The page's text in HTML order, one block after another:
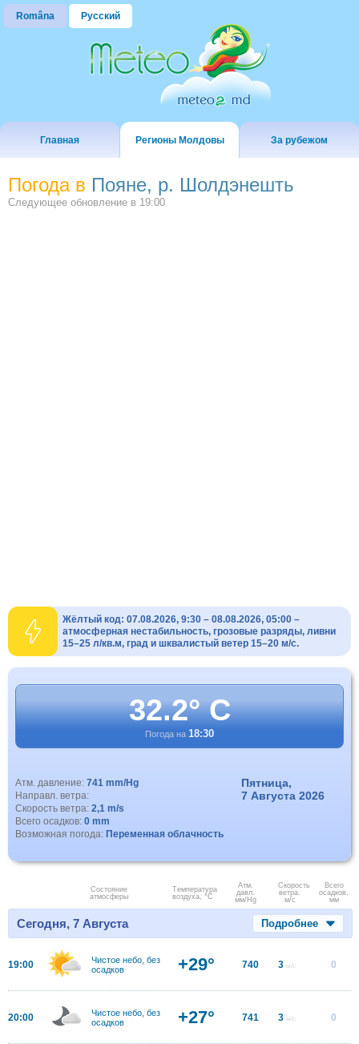
Româna Русский
Главная Регионы Молдовы За рубежом
Погода в Пояне, р. Шолдэнешть
Следующее обновление в 19:00
Жёлтый код: 07.08.2026, 9:30 – 08.08.2026, 05:00 –
атмосферная нестабильность, грозовые разряды, ливни
15–25 л/кв.м, град и шквалистый ветер 15–20 м/с.
32.2° C
Погода на 18:30
Атм. давление: 741 mm/Hg
Направл. ветра:
Скорость ветра: 2,1 m/s
Всего осадков: 0 mm
Возможная погода: Переменная облачность
Пятница,
7 Августа 2026
Состояние
атмосферы
Температура
воздуха, °C
Атм.
давл.
мм/Hg
Скорость
ветра.
м/с
Всего
осадков,
мм
Сегодня, 7 Августа Подробнее
19:00
Чистое небо, без
осадков
+29° 740 3 м/с 0
20:00
Чистое небо, без
осадков
+27° 741 3 м/с 0